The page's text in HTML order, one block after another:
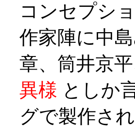
コンセプショ
作家陣に中
章、筒井京
異様 としか
グで製作さ